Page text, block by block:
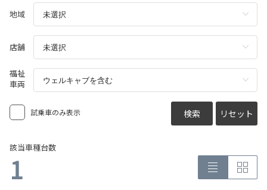
地域
店舗
福祉
車両
試乗車のみ表示 検索 リセット
該当車種台数
1